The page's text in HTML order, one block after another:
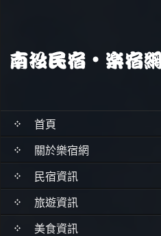
首頁
關於樂宿網
民宿資訊
旅遊資訊
美食資訊